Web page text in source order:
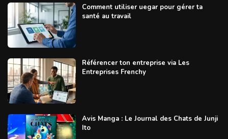
Comment utiliser uegar pour gérer ta
santé au travail
Référencer ton entreprise via Les
Entreprises Frenchy
Avis Manga : Le Journal des Chats de Junji
Ito